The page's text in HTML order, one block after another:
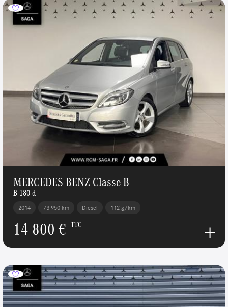
MERCEDES-BENZ Classe B
B 180 d
2014 73 950 km Diesel 112 g/km
14 800 € TTC